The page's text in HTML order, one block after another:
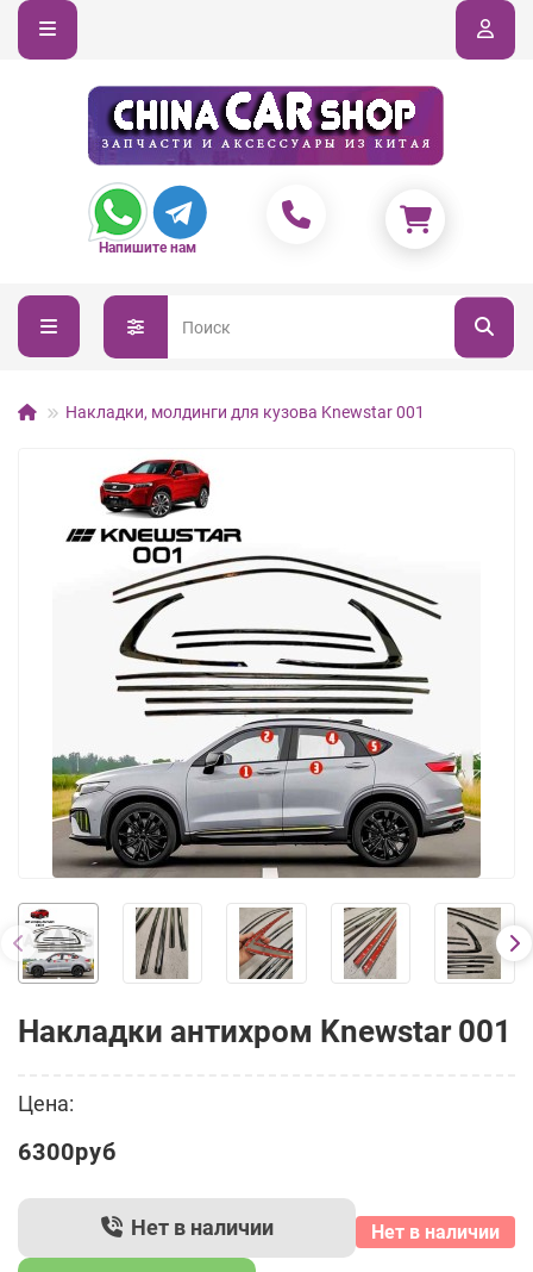
Напишите нам
Накладки, молдинги для кузова Knewstar 001
Накладки антихром Knewstar 001
Цена:
6300руб
Нет в наличии
Нет в наличии